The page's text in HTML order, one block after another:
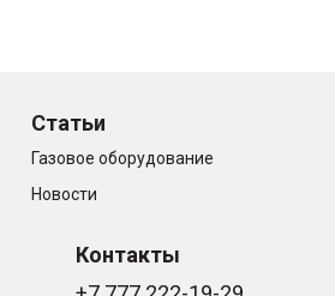
Статьи
Газовое оборудование
Новости
Контакты